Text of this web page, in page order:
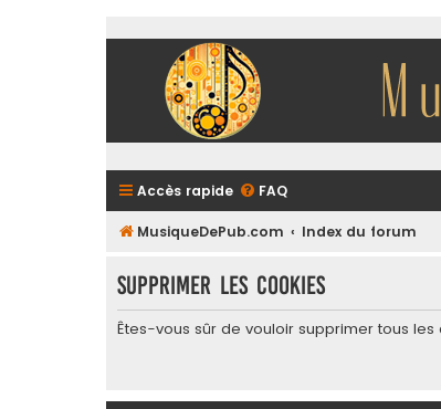
Accès rapide FAQ
MusiqueDePub.com Index du forum
Supprimer les cookies
Êtes-vous sûr de vouloir supprimer tous